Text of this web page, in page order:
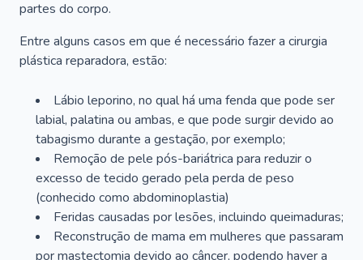
partes do corpo.
Entre alguns casos em que é necessário fazer a cirurgia
plástica reparadora, estão:
Lábio leporino, no qual há uma fenda que pode ser
labial, palatina ou ambas, e que pode surgir devido ao
tabagismo durante a gestação, por exemplo;
Remoção de pele pós-bariátrica para reduzir o
excesso de tecido gerado pela perda de peso
(conhecido como abdominoplastia)
Feridas causadas por lesões, incluindo queimaduras;
Reconstrução de mama em mulheres que passaram
por mastectomia devido ao câncer, podendo haver a